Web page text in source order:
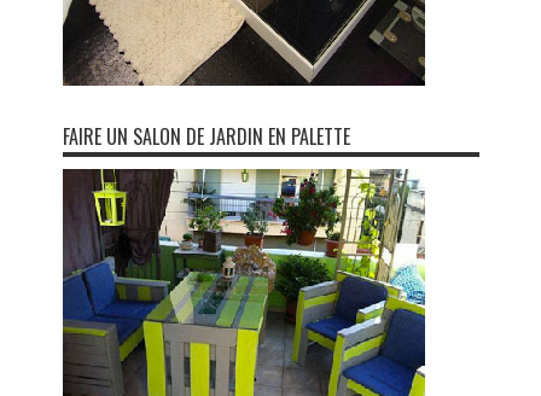
FAIRE UN SALON DE JARDIN EN PALETTE